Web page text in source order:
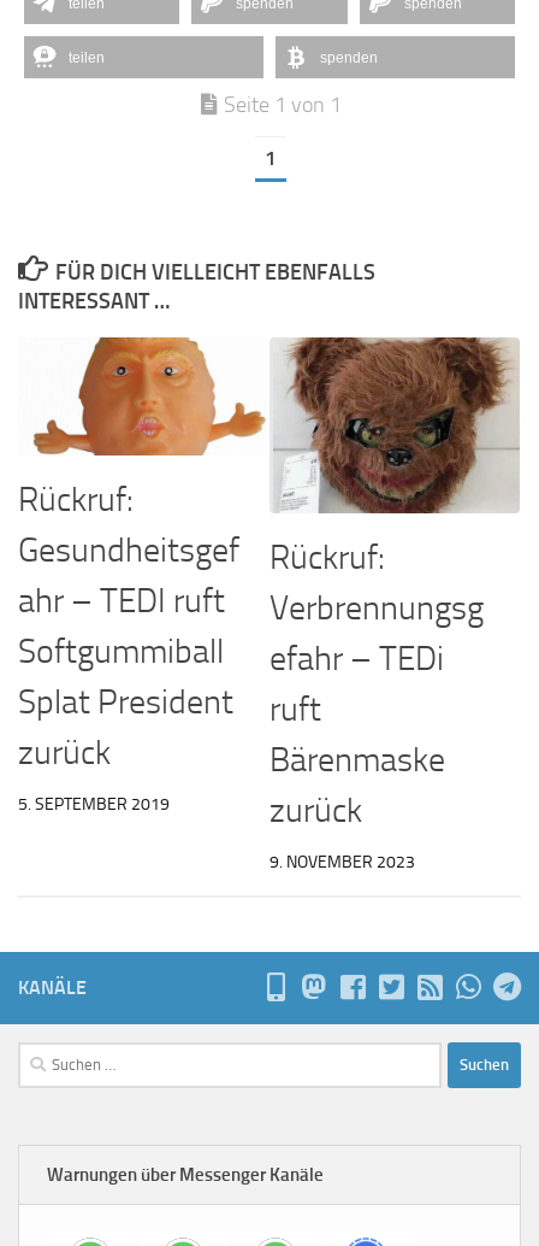
teilen spenden
Seite 1 von 1
1
FÜR DICH VIELLEICHT EBENFALLS
INTERESSANT …
Rückruf:
Gesundheitsgef
ahr – TEDI ruft
Softgummiball
Splat President
zurück
5. SEPTEMBER 2019
Rückruf:
Verbrennungsg
efahr – TEDi
ruft
Bärenmaske
zurück
9. NOVEMBER 2023
KANÄLE
Suchen
nach:
Warnungen über Messenger Kanäle